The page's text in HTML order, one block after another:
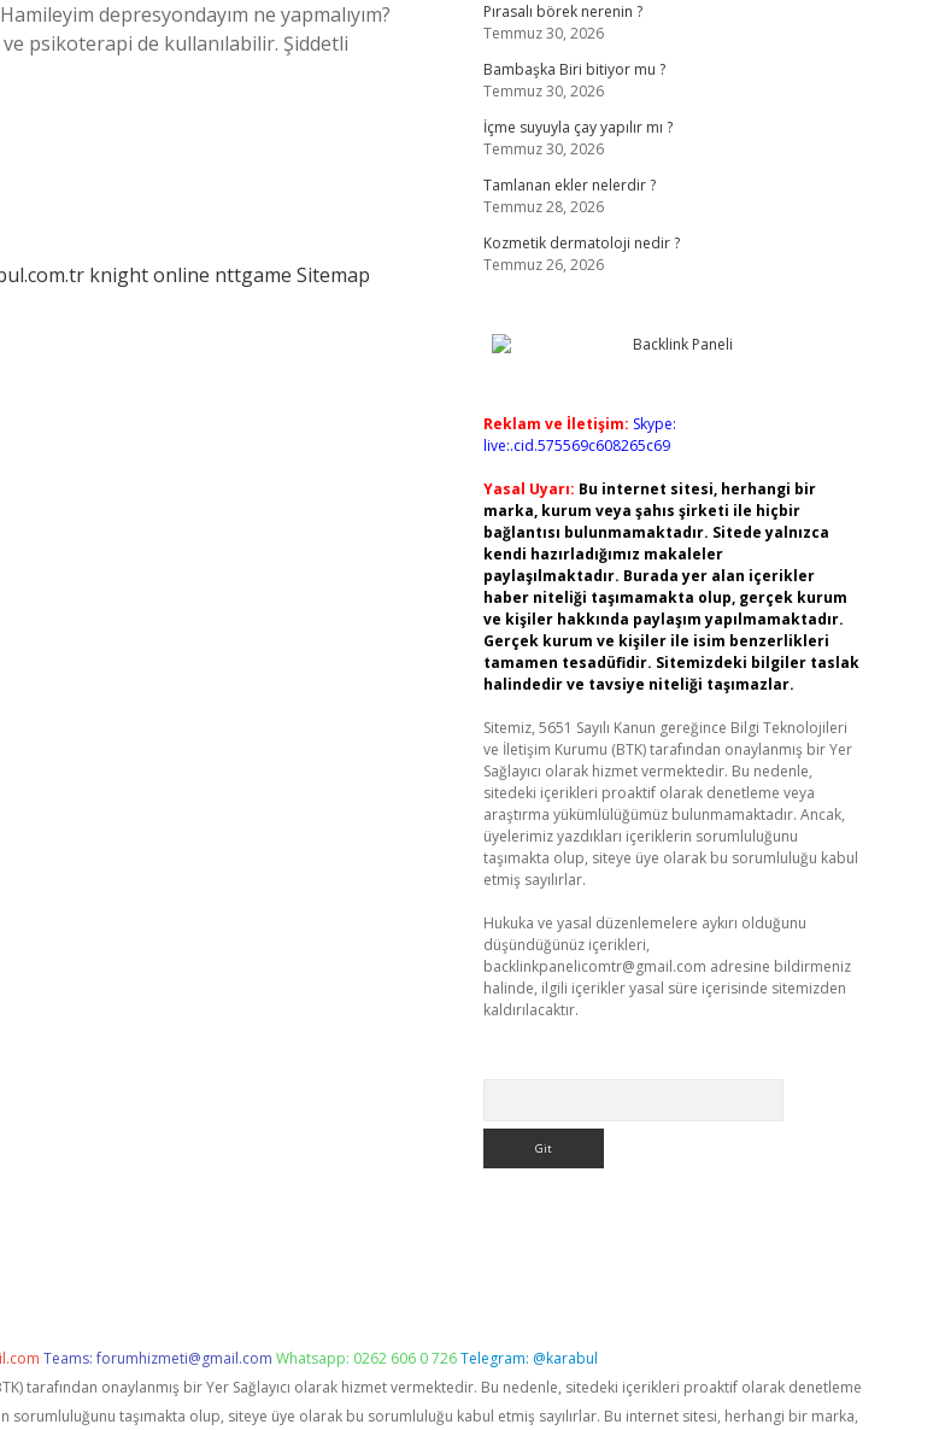
depresyondayım ne yapmalıyım?
psikoterapi de kullanılabilir. Şiddetli
knight online nttgame Sitemap
Pırasalı börek nerenin ?
Temmuz 30, 2026
Bambaşka Biri bitiyor mu ?
Temmuz 30, 2026
İçme suyuyla çay yapılır mı ?
Temmuz 30, 2026
Tamlanan ekler nelerdir ?
Temmuz 28, 2026
Kozmetik dermatoloji nedir ?
Temmuz 26, 2026
Reklam ve İletişim: Skype:
live:.cid.575569c608265c69
Yasal Uyarı: Bu internet sitesi, herhangi bir
marka, kurum veya şahıs şirketi ile hiçbir
bağlantısı bulunmamaktadır. Sitede yalnızca
kendi hazırladığımız makaleler
paylaşılmaktadır. Burada yer alan içerikler
haber niteliği taşımamakta olup, gerçek kurum
ve kişiler hakkında paylaşım yapılmamaktadır.
Gerçek kurum ve kişiler ile isim benzerlikleri
tamamen tesadüfidir. Sitemizdeki bilgiler taslak
halindedir ve tavsiye niteliği taşımazlar.
Sitemiz, 5651 Sayılı Kanun gereğince Bilgi Teknolojileri
ve İletişim Kurumu (BTK) tarafından onaylanmış bir Yer
Sağlayıcı olarak hizmet vermektedir. Bu nedenle,
sitedeki içerikleri proaktif olarak denetleme veya
araştırma yükümlülüğümüz bulunmamaktadır. Ancak,
üyelerimiz yazdıkları içeriklerin sorumluluğunu
taşımakta olup, siteye üye olarak bu sorumluluğu kabul
etmiş sayılırlar.
Hukuka ve yasal düzenlemelere aykırı olduğunu
düşündüğünüz içerikleri,
backlinkpanelicomtr@gmail.com adresine bildirmeniz
halinde, ilgili içerikler yasal süre içerisinde sitemizden
kaldırılacaktır.
Teams:forumhizmeti@gmail.com Whatsapp: 0262 606 0 726Telegram: @karabul
tarafından onaylanmış bir Yer Sağlayıcı olarak hizmet vermektedir. Bu nedenle, sitedeki içerikleri proaktif olarak denetleme
sorumluluğunu taşımakta olup, siteye üye olarak bu sorumluluğu kabul etmiş sayılırlar. Bu internet sitesi, herhangi bir marka,